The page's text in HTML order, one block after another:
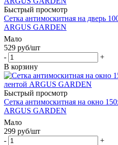
Быстрый просмотр
Сетка антимоскитная на дверь
ARGUS GARDEN
Мало
529 руб/шт
-
+
В корзину
Быстрый просмотр
Сетка антимоскитная на окно
ARGUS GARDEN
Мало
299 руб/шт
-
+